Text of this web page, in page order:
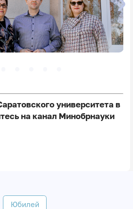
университета в
на канал Минобрнауки
Юбилей